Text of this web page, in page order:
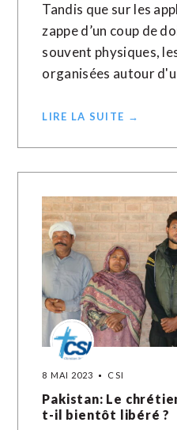
Tandis que sur les
zappe d’un coup de
souvent physiques,
organisées autour
LIRE LA SUITE →
8 MAI 2023 CSI
Pakistan: Le
t-il bientôt libéré ?